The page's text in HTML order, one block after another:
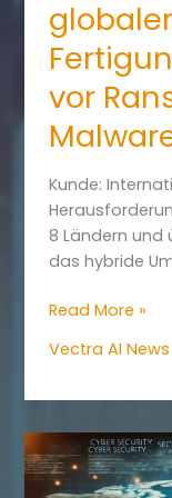
vor
Kunde:
8 Ländern und
das hybride
Vectra
–
Schutz
eines
globalen
Read More »
Vectra AI News